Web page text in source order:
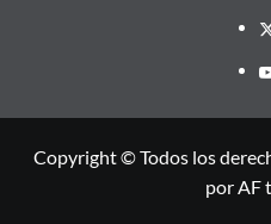
Copyright © Todos los
por AF